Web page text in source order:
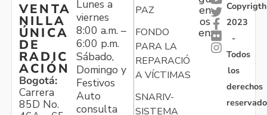
VENTA
NILLA
ÚNICA
DE
RADIC
ACIÓN
Bogotá:
Carrera
85D No.
Lunes a
viernes
8:00 a.m. –
6:00 p.m.
Sábado,
Domingo y
Festivos
Auto
consulta
PAZ
FONDO
PARA LA
REPARACIÓN
A VÍCTIMAS
SNARIV-
SISTEMA
en
os
en:
Copyrigth
2023
-
Todos
los
derechos